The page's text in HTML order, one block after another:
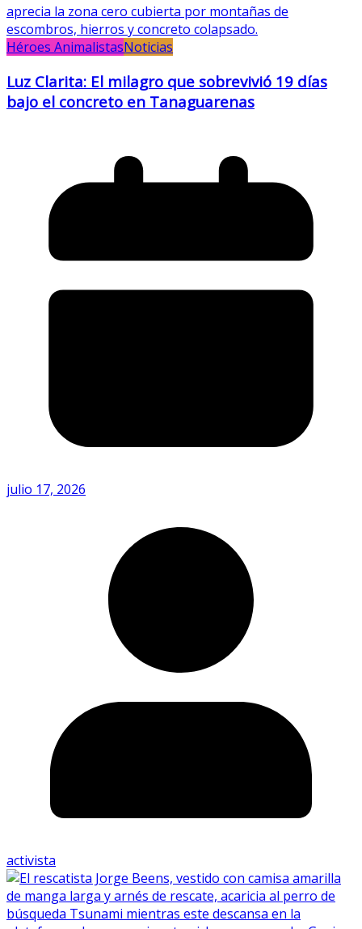
Héroes AnimalistasNoticias
Luz Clarita: El milagro que sobrevivió 19 días
bajo el concreto en Tanaguarenas
julio 17, 2026
activista